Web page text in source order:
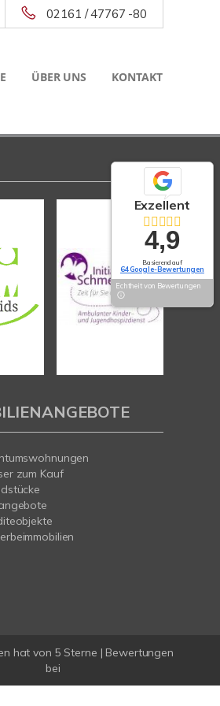
02161 / 47767 -80
ÜBER UNS KONTAKT
Exzellent
4,9
Basierend auf
64 Google-Bewertungen
Echtheit von Bewertungen
zum Kauf
hatvon 5 Sterne | Bewertungen
bei